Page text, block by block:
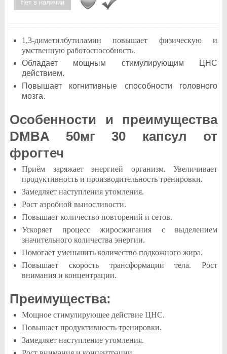
Нет в наличии
1,3-диметилбутиламин повышает физическую и
умственную работоспособность.
Обладает мощным стимулирующим ЦНС
действием.
Повышает когнитивные способности головного
мозга.
Особенности и преимущества
DMBA 50мг 30 капсул от
фрогтеч
Приём заряжает энергией организм. Увеличивает
продуктивность и производительность тренировки.
Замедляет наступления утомления.
Рост аэробной выносливости.
Повышает количество повторений и сетов.
Ускоряет процесс жиросжигания с выделением
значительного количества энергии.
Помогает уменьшить количество подкожного жира.
Повышает скорость трансформации тела. Рост
внимания и концентрации.
Преимущества:
Мощное стимулирующее действие ЦНС.
Повышает продуктивность тренировки.
Замедляет наступление утомления.